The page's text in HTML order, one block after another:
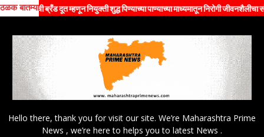
ठळक बातम्या
ब्रँड दूत म्हणून नियुक्ती शुद्ध पिण्याच्या पाण्याच्या माध्यमातून निरोगी जीवनशैलीचा संदेश
Hello there, thank you for visit our site. We’re Maharashtra Prime
News , we’re here to helps you to latest News .